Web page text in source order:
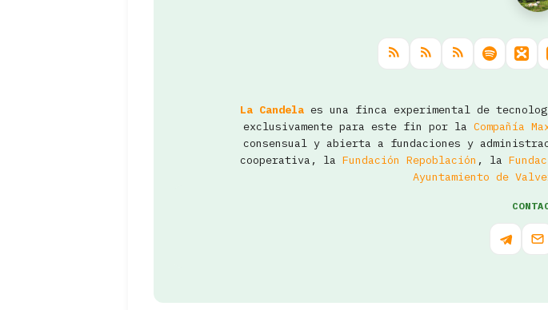
La Candela es una finca experimental de
exclusivamente para este fin por la Compañía
consensual y abierta a fundaciones y
cooperativa, la Fundación Repoblación , la
Ayuntamiento de